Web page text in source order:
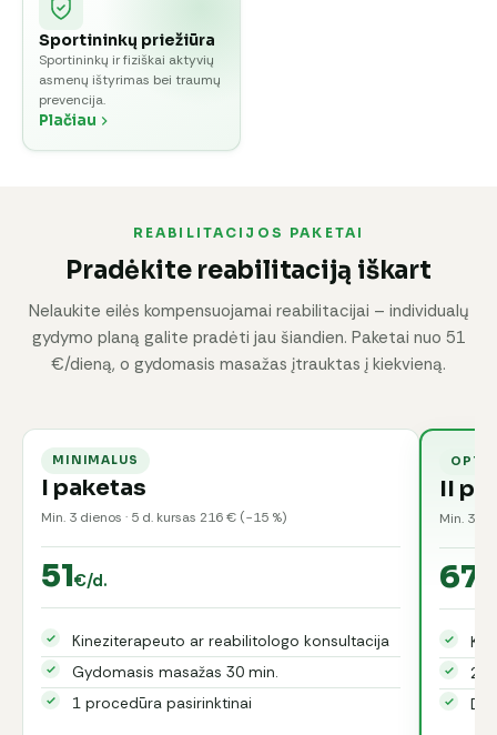
Sportininkų priežiūra
Sportininkų ir fiziškai aktyvių
asmenų ištyrimas bei traumų
prevencija.
Plačiau
REABILITACIJOS PAKETAI
Pradėkite reabilitaciją iškart
Nelaukite eilės kompensuojamai reabilitacijai – individualų
gydymo planą galite pradėti jau šiandien. Paketai nuo 51
€/dieną, o gydomasis masažas įtrauktas į kiekvieną.
MINIMALUS
I paketas
Min. 3 dienos · 5 d. kursas 216 € (−15 %)
51€/d.
Kineziterapeuto ar reabilitologo konsultacija
Gydomasis masažas 30 min.
1 procedūra pasirinktinai
II
Min. 3
67
2